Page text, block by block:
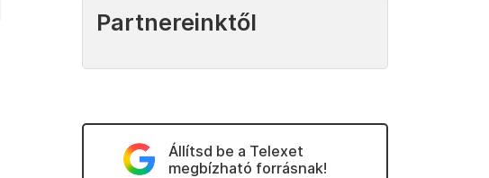
Partnereinktől
Állítsd be a Telexet
megbízható forrásnak!